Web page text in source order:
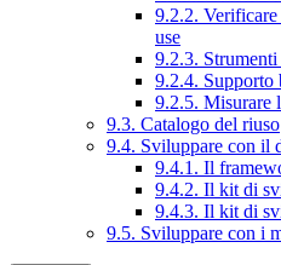
9.2.2.
use
9.2.3. Strumenti
9.2.4. Supporto
9.2.5. Misurare
9.3. Catalogo del riuso
9.4. Sviluppare con il
9.4.1. Il
9.4.2. Il kit di
9.4.3. Il kit di
9.5. Sviluppare con i